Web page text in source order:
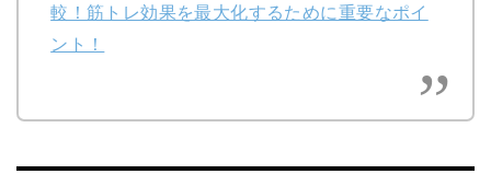
較！筋トレ効果を最大化するために重要なポイ
ント！